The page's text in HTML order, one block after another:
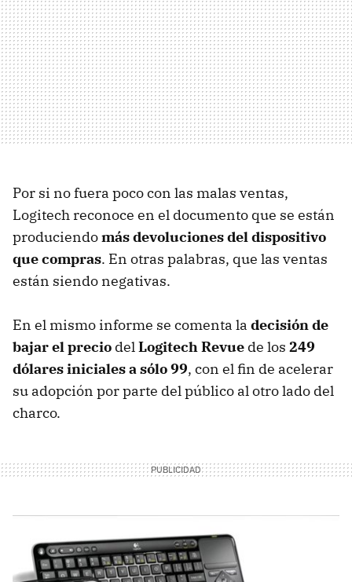
Por si no fuera poco con las malas ventas,
Logitech reconoce en el documento que se están
produciendomás devoluciones del dispositivo
que compras. En otras palabras, que las ventas
están siendo negativas.
En el mismo informe se comenta la decisión de
bajar el precio delLogitech Revue de los 249
dólares iniciales a sólo 99, con el fin de acelerar
su adopción por parte del público al otro lado del
charco.